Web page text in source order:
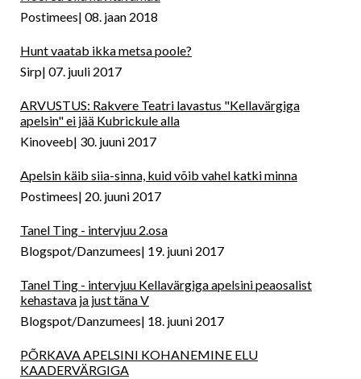
Postimees 08. jaan 2018
Hunt vaatab ikka metsa poole?
Sirp 07. juuli 2017
ARVUSTUS: Rakvere Teatri lavastus "Kellavärgiga
apelsin" ei jää Kubrickule alla
Kinoveeb 30. juuni 2017
Apelsin käib siia-sinna, kuid võib vahel katki minna
Postimees 20. juuni 2017
Tanel Ting - intervjuu 2.osa
Blogspot/Danzumees 19. juuni 2017
Tanel Ting - intervjuu Kellavärgiga apelsini peaosalist
kehastava ja just täna V
Blogspot/Danzumees 18. juuni 2017
PÕRKAVA APELSINI KOHANEMINE ELU
KAADERVÄRGIGA